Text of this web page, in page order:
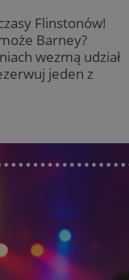
Flinstonów!
Barney?
wezmą udział
jeden z